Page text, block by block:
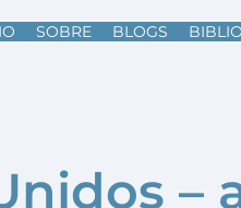
SOBRE BLOGS
–